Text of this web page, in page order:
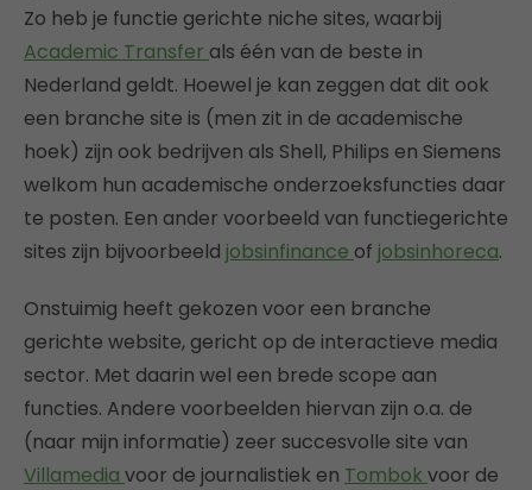
Zo heb je functie gerichte niche sites, waarbij
Academic Transfer als één van de beste in
Nederland geldt. Hoewel je kan zeggen dat dit ook
een branche site is (men zit in de academische
hoek) zijn ook bedrijven als Shell, Philips en Siemens
welkom hun academische onderzoeksfuncties daar
te posten. Een ander voorbeeld van functiegerichte
sites zijn bijvoorbeeld jobsinfinance of jobsinhoreca.
Onstuimig heeft gekozen voor een branche
gerichte website, gericht op de interactieve media
sector. Met daarin wel een brede scope aan
functies. Andere voorbeelden hiervan zijn o.a. de
(naar mijn informatie) zeer succesvolle site van
Villamedia voor de journalistiek en Tombok voor de